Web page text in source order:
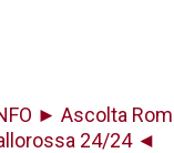
► Ascolta
24/24 ◄